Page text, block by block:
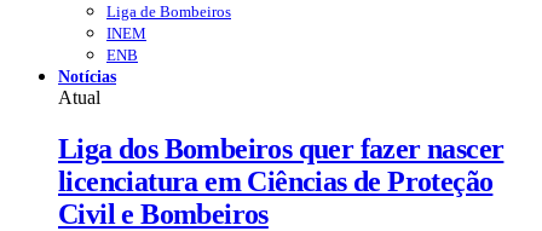
Liga de Bombeiros
INEM
ENB
Notícias
Atual
Liga dos Bombeiros quer fazer nascer
licenciatura em Ciências de Proteção
Civil e Bombeiros